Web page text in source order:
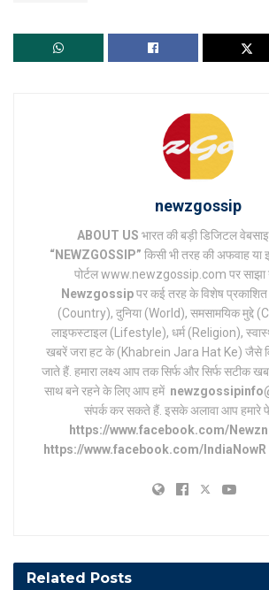
newzgossip
ABOUT US भारत की बड़ी डिजिटल
“NEWZGOSSIP” किसी भी तरह की अफवाह या
पोर्टल www.newzgossip.com पर साझा
Newzgossipपर कई तरह के विशेष प्रकाशित
(Country), दुनिया (World), समसामयिक मुद्दे
लाइफस्टाइल (Lifestyle), धर्म (Religion),
खबरें जरा हट के (Khabrein Jara Hat Ke) जैसे
जाते हैं. हमारा लक्ष्य आप तक सिर्फ और सिर्फ सटीक
साथ बने रहने के लिए आप हमें
संपर्क कर सकते हैं. इसके अलावा आप
https://www.facebook.com/
https://www.facebook.com/IndiaNowR
Related Posts